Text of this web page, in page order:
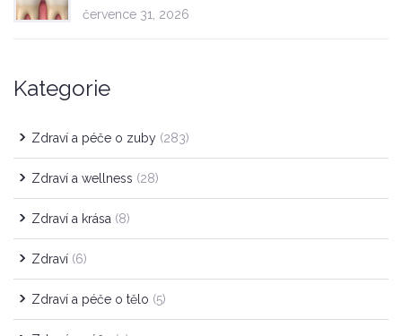
července 31, 2026
Kategorie
Zdraví a péče o zuby (283)
Zdraví a wellness (28)
Zdraví a krása (8)
Zdraví (6)
Zdraví a péče o tělo (5)